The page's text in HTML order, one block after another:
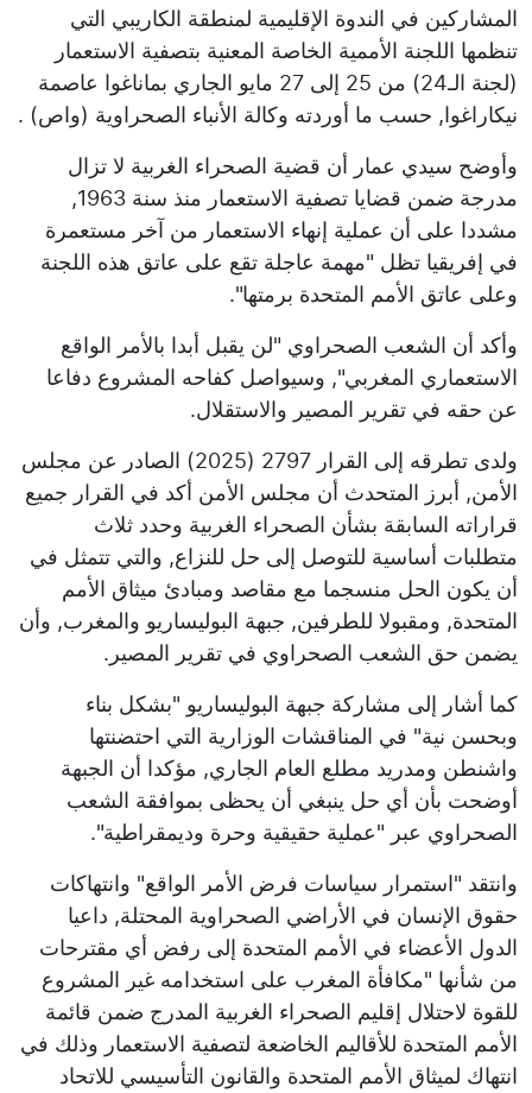
المشاركين في الندوة الإقليمية لمنطقة الكاريبي التي
تنظمها اللجنة الأممية الخاصة المعنية بتصفية الاستعمار
(لجنة الـ24) من 25 إلى 27 مايو الجاري بماناغوا عاصمة
نيكاراغوا, حسب ما أوردته وكالة الأنباء الصحراوية (واص) .
وأوضح سيدي عمار أن قضية الصحراء الغربية لا تزال
مدرجة ضمن قضايا تصفية الاستعمار منذ سنة 1963,
مشددا على أن عملية إنهاء الاستعمار من آخر مستعمرة
في إفريقيا تظل "مهمة عاجلة تقع على عاتق هذه اللجنة
وعلى عاتق الأمم المتحدة برمتها".
وأكد أن الشعب الصحراوي "لن يقبل أبدا بالأمر الواقع
الاستعماري المغربي", وسيواصل كفاحه المشروع دفاعا
عن حقه في تقرير المصير والاستقلال.
ولدى تطرقه إلى القرار 2797 (2025) الصادر عن مجلس
الأمن, أبرز المتحدث أن مجلس الأمن أكد في القرار جميع
قراراته السابقة بشأن الصحراء الغربية وحدد ثلاث
متطلبات أساسية للتوصل إلى حل للنزاع, والتي تتمثل في
أن يكون الحل منسجما مع مقاصد ومبادئ ميثاق الأمم
المتحدة, ومقبولا للطرفين, جبهة البوليساريو والمغرب, وأن
يضمن حق الشعب الصحراوي في تقرير المصير.
كما أشار إلى مشاركة جبهة البوليساريو "بشكل بناء
وبحسن نية" في المناقشات الوزارية التي احتضنتها
واشنطن ومدريد مطلع العام الجاري, مؤكدا أن الجبهة
أوضحت بأن أي حل ينبغي أن يحظى بموافقة الشعب
الصحراوي عبر "عملية حقيقية وحرة وديمقراطية".
وانتقد "استمرار سياسات فرض الأمر الواقع" وانتهاكات
حقوق الإنسان في الأراضي الصحراوية المحتلة, داعيا
الدول الأعضاء في الأمم المتحدة إلى رفض أي مقترحات
من شأنها "مكافأة المغرب على استخدامه غير المشروع
للقوة لاحتلال إقليم الصحراء الغربية المدرج ضمن قائمة
الأمم المتحدة للأقاليم الخاضعة لتصفية الاستعمار وذلك في
انتهاك لميثاق الأمم المتحدة والقانون التأسيسي للاتحاد